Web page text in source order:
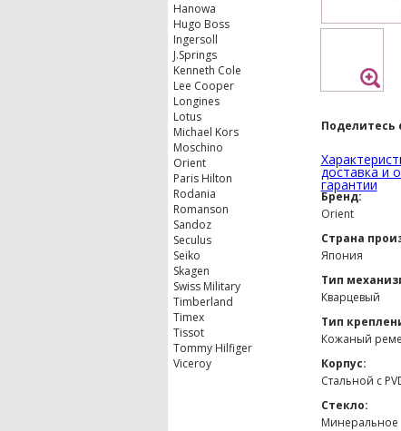
Hanowa
Hugo Boss
Ingersoll
J.Springs
Kenneth Cole
Lee Cooper
Longines
Lotus
Michael Kors
Moschino
Orient
Paris Hilton
Rodania
Romanson
Sandoz
Seculus
Seiko
Skagen
Swiss Military
Timberland
Timex
Tissot
Tommy Hilfiger
Viceroy
Поделитесь
доставка и
гарантии
Бренд:
Orient
Страна
Япония
Тип
Кварцевый
Тип
Кожаный
Корпус:
Стальной с
Стекло:
Минеральное